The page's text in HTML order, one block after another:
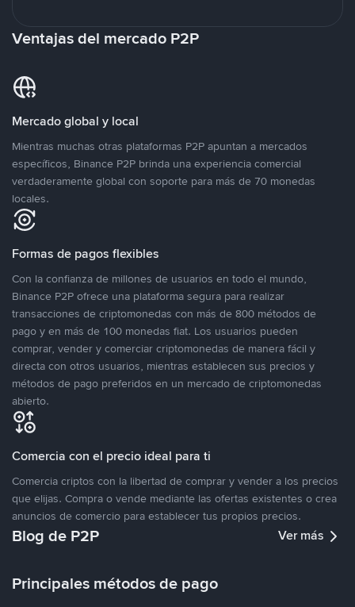
Ventajas del mercado P2P
Mercado global y local
Mientras muchas otras plataformas P2P apuntan a mercados
específicos, Binance P2P brinda una experiencia comercial
verdaderamente global con soporte para más de 70 monedas
locales.
Formas de pagos flexibles
Con la confianza de millones de usuarios en todo el mundo,
Binance P2P ofrece una plataforma segura para realizar
transacciones de criptomonedas con más de 800 métodos de
pago y en más de 100 monedas fiat. Los usuarios pueden
comprar, vender y comerciar criptomonedas de manera fácil y
directa con otros usuarios, mientras establecen sus precios y
métodos de pago preferidos en un mercado de criptomonedas
abierto.
Comercia con el precio ideal para ti
Comercia criptos con la libertad de comprar y vender a los precios
que elijas. Compra o vende mediante las ofertas existentes o crea
anuncios de comercio para establecer tus propios precios.
Blog de P2P Ver más
Principales métodos de pago